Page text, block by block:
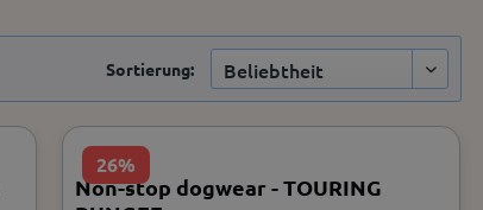
Sortierung:
26%
Non-stop dogwear - TOURING